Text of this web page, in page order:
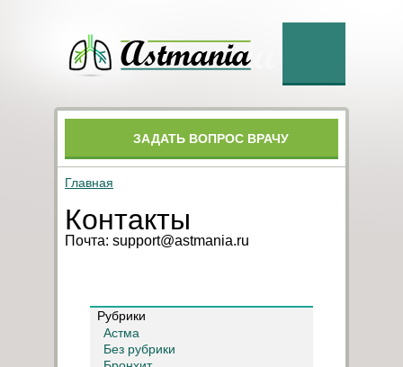
ЗАДАТЬ ВОПРОС ВРАЧУ
Главная
Контакты
Почта: support@astmania.ru
Рубрики
Астма
Без рубрики